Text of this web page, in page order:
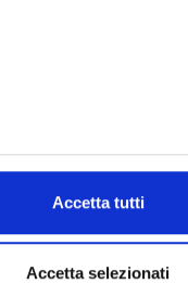
Accetta tutti
Accetta selezionati
Mostra tutto